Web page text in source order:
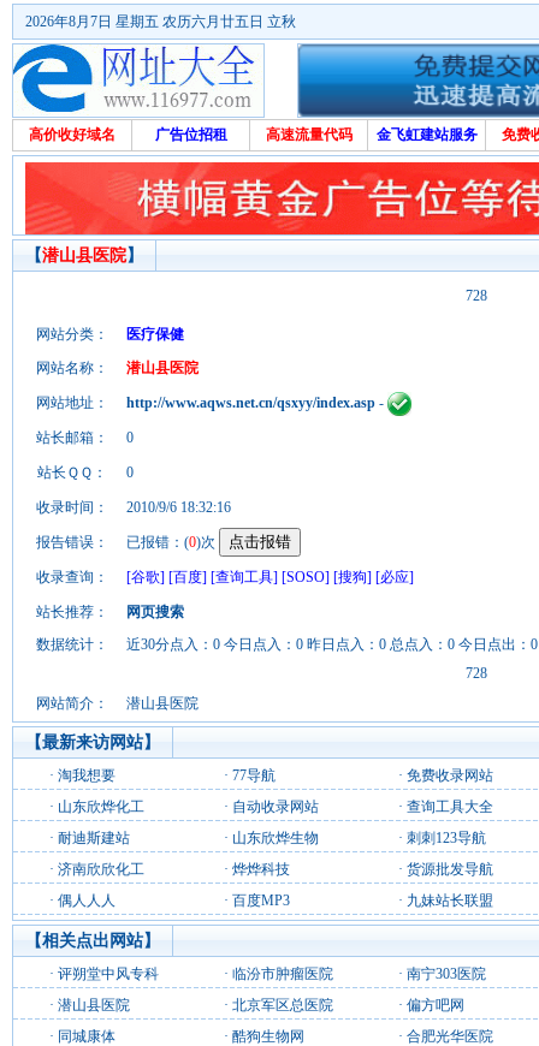
2026年8月7日 星期五 农历六月廿五日 立秋
高价收好域名 广告位招租 高速流量代码 金飞虹建站服务 免费
【潜山县医院】
728
网站分类：
医疗保健
网站名称：
潜山县医院
网站地址： http://www.aqws.net.cn/qsxyy/index.asp -
站长邮箱： 0
站长ＱＱ： 0
收录时间： 2010/9/6 18:32:16
报告错误： 已报错：(0)次
收录查询： [谷歌] [百度] [查询工具] [SOSO] [搜狗] [必应]
站长推荐：
网页搜索
数据统计：
近30分点入：0 今日点入：0 昨日点入：0 总点入：0 今日点出：
728
网站简介：
潜山县医院
【最新来访网站】
· 淘我想要 · 77导航 · 免费收录网站
· 山东欣烨化工 · 自动收录网站 · 查询工具大全
· 耐迪斯建站 · 山东欣烨生物 · 刺刺123导航
· 济南欣欣化工 · 烨烨科技 · 货源批发导航
· 偶人人人 · 百度MP3 · 九妹站长联盟
【相关点出网站】
· 评朔堂中风专科 · 临汾市肿瘤医院 · 南宁303医院
· 潜山县医院 · 北京军区总医院 · 偏方吧网
· 同城康体 · 酷狗生物网 · 合肥光华医院